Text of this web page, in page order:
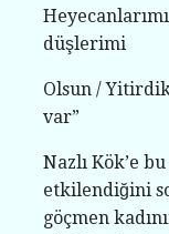
düşlerimi
Olsun /
var”
Nazlı Kök’e
etkilendiğini
göçmen